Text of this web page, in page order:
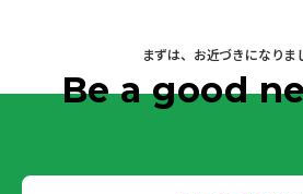
まずは、お近づきになりま
Be a good